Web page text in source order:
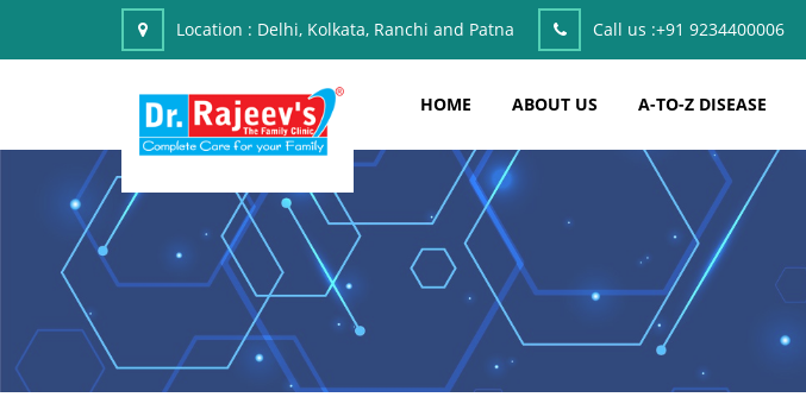
Location : Delhi, Kolkata, Ranchi and Patna Call us :+91 9234400006
HOME ABOUT US A-TO-Z DISEASE